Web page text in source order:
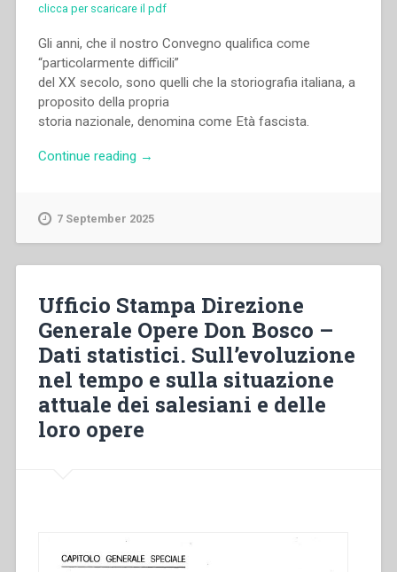
clicca per scaricare il pdf
Gli anni, che il nostro Convegno qualifica come
“particolarmente difficili”
del XX secolo, sono quelli che la storiografia italiana, a
proposito della propria
storia nazionale, denomina come Età fascista.
Continue reading “Silvano
I
giovani,
in
Piemonte,
il
periodo
del
→
7 September 2025
Ufficio Stampa Direzione
Generale Opere Don Bosco –
Dati statistici. Sull’evoluzione
nel tempo e sulla situazione
attuale dei salesiani e delle
loro opere